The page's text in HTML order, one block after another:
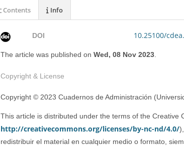
DOI 10.25100/
The article was published on Wed, 08 Nov 2023
Copyright & License
Copyright © 2023 Cuadernos de Administración
http://creativecommons.org/licenses/by-nc-nd/4.0/
redistribuir el material en cualquier medio o formato,
Contents Info